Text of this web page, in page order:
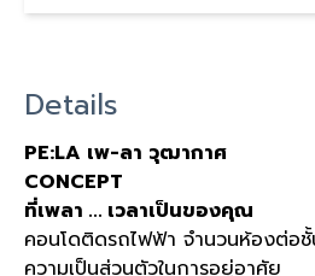
Details
PE:LA เพ-ลา วุฒากาศ
CONCEPT
ที่เพลา ... เวลาเป็นของคุณ
คอนโดติดรถไฟฟ้า จำนวนห้องต่อ
ความเป็นส่วนตัวในการอยู่อาศัย